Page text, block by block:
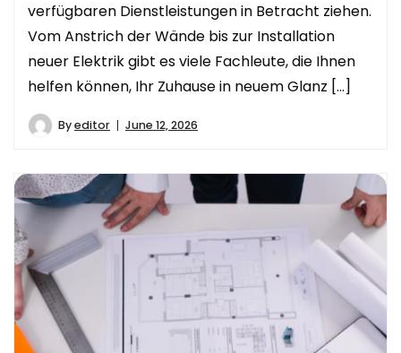
verfügbaren Dienstleistungen in Betracht ziehen.
Vom Anstrich der Wände bis zur Installation
neuer Elektrik gibt es viele Fachleute, die Ihnen
helfen können, Ihr Zuhause in neuem Glanz […]
Byeditor June 12, 2026